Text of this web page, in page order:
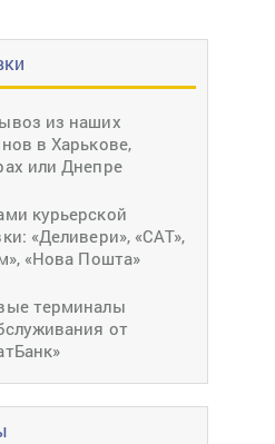
из наших
в Харькове,
или Днепре
курьерской
«Деливери», «САТ»,
«Нова Пошта»
терминалы
от